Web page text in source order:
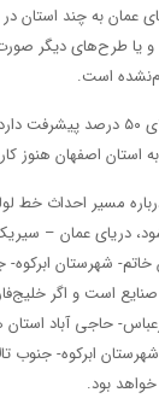
و یا طرح‌های دیگر
است.
وی افزود: مطالعات طرح بالای ۵۰
استان اصفهان هنوز
مسیر احداث خط
دریای عمان –
شهرستان ابرکوه-
است و اگر
حاجی آباد استان
ابرکوه- جنوب
بود.